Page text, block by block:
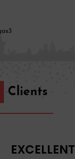
Clients
EXCELLENT